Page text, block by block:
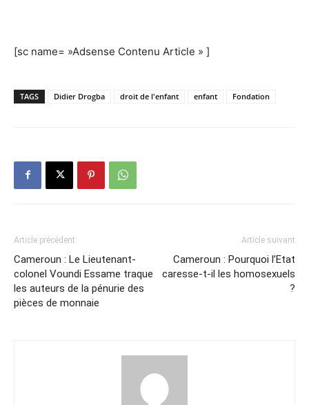
[sc name= »Adsense Contenu Article » ]
TAGS Didier Drogba droit de l'enfant enfant Fondation
Article précédent
Cameroun : Le Lieutenant-
colonel Voundi Essame traque
les auteurs de la pénurie des
pièces de monnaie
Article suivant
Cameroun : Pourquoi l’Etat
caresse-t-il les homosexuels
?